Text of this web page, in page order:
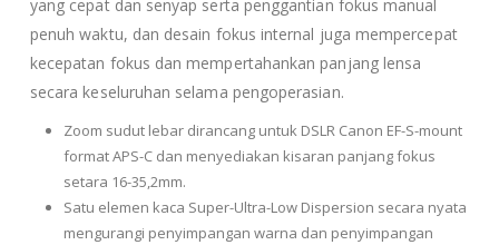
yang cepat dan senyap serta penggantian fokus manual
penuh waktu, dan desain fokus internal juga mempercepat
kecepatan fokus dan mempertahankan panjang lensa
secara keseluruhan selama pengoperasian.
Zoom sudut lebar dirancang untuk DSLR Canon EF-S-mount
format APS-C dan menyediakan kisaran panjang fokus
setara 16-35,2mm.
Satu elemen kaca Super-Ultra-Low Dispersion secara nyata
mengurangi penyimpangan warna dan penyimpangan